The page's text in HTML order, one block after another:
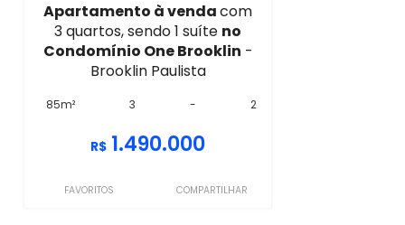
Apartamento à vendacom
3 quartos, sendo 1 suíte no
Condomínio One Brooklin -
Brooklin Paulista
85m² 3 - 2
R$ 1.490.000
FAVORITOS COMPARTILHAR